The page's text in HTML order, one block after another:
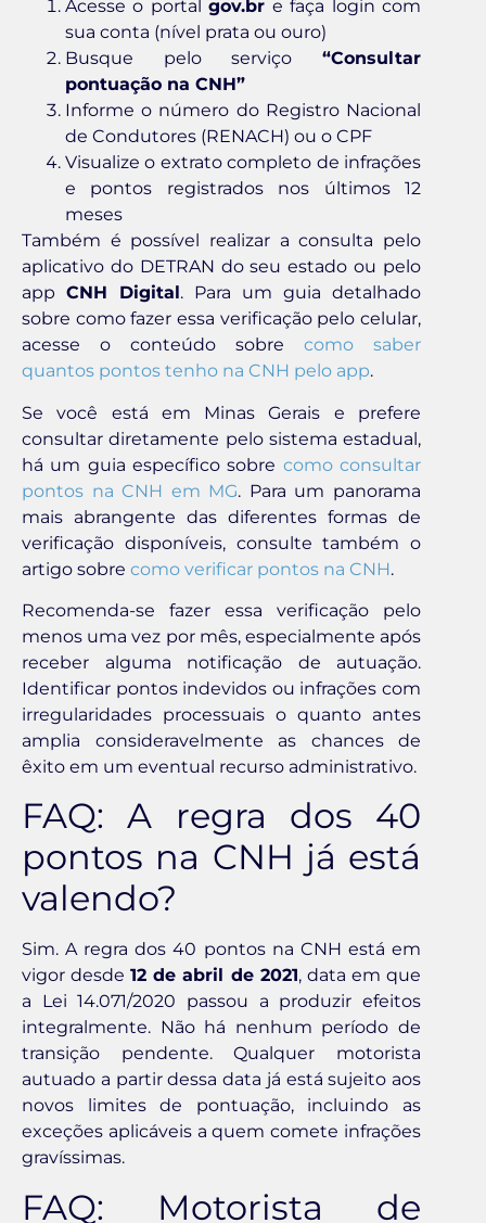
Acesse o portalgov.br e faça login com
sua conta (nível prata ou ouro)
Busque pelo serviço “Consultar
pontuação na CNH”
Informe o número do Registro Nacional
de Condutores (RENACH) ou o CPF
Visualize o extrato completo de infrações
e pontos registrados nos últimos 12
meses
Também é possível realizar a consulta pelo
aplicativo do DETRAN do seu estado ou pelo
app CNH Digital. Para um guia detalhado
sobre como fazer essa verificação pelo celular,
acesse o conteúdo sobre como saber
quantos pontos tenho na CNH pelo app.
Se você está em Minas Gerais e prefere
consultar diretamente pelo sistema estadual,
há um guia específico sobre como consultar
pontos na CNH em MG. Para um panorama
mais abrangente das diferentes formas de
verificação disponíveis, consulte também o
artigo sobre como verificar pontos na CNH.
Recomenda-se fazer essa verificação pelo
menos uma vez por mês, especialmente após
receber alguma notificação de autuação.
Identificar pontos indevidos ou infrações com
irregularidades processuais o quanto antes
amplia consideravelmente as chances de
êxito em um eventual recurso administrativo.
FAQ: A regra dos 40
pontos na CNH já está
valendo?
Sim. A regra dos 40 pontos na CNH está em
vigor desde12 de abril de 2021, data em que
a Lei 14.071/2020 passou a produzir efeitos
integralmente. Não há nenhum período de
transição pendente. Qualquer motorista
autuado a partir dessa data já está sujeito aos
novos limites de pontuação, incluindo as
exceções aplicáveis a quem comete infrações
gravíssimas.
FAQ: Motorista de